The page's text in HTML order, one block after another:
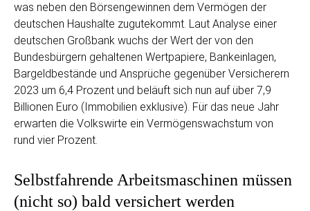
was neben den Börsengewinnen dem Vermögen der
deutschen Haushalte zugutekommt. Laut Analyse einer
deutschen Großbank wuchs der Wert der von den
Bundesbürgern gehaltenen Wertpapiere, Bankeinlagen,
Bargeldbestände und Ansprüche gegenüber Versicherern
2023 um 6,4 Prozent und beläuft sich nun auf über 7,9
Billionen Euro (Immobilien exklusive). Für das neue Jahr
erwarten die Volkswirte ein Vermögenswachstum von
rund vier Prozent.
Selbstfahrende Arbeitsmaschinen müssen
(nicht so) bald versichert werden